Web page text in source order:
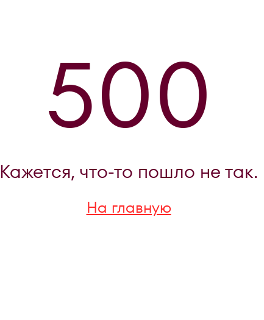
500
Кажется, что-то пошло не так.
На главную